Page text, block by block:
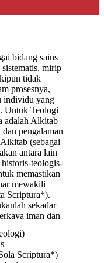
bidang sains
mirip
tidak
prosesnya,
individu yang
Untuk Teologi
adalah Alkitab
pengalaman
(sebagai
antara lain
teologis-
memastikan
mewakili
Scriptura*).
sekadar
iman dan
Allah yang
Scriptura*)